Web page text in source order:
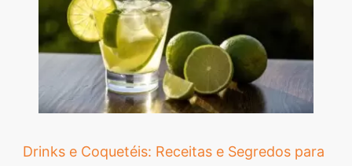
Drinks e Coquetéis: Receitas e Segredos para